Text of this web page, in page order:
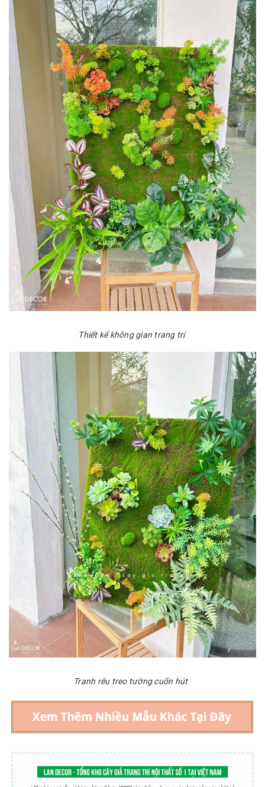
Thiết kế không gian trang trí
Tranh rêu treo tường cuốn hút